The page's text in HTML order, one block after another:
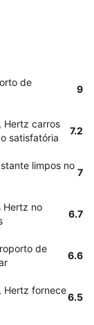
de
9
Hertz carros
satisfatória
7.2
limpos no
7
Hertz no
6.7
de
6.6
Hertz fornece
6.5